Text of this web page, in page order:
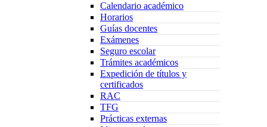
Calendario académico
Horarios
Guías docentes
Exámenes
Seguro escolar
Trámites académicos
Expedición de títulos y
certificados
RAC
TFG
Prácticas externas